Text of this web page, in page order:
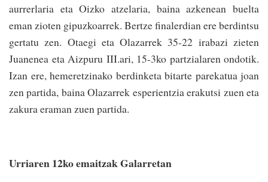
aurrerlaria eta Oizko atzelaria, baina azkenean buelta
eman zioten gipuzkoarrek. Bertze finalerdian ere berdintsu
gertatu zen. Otaegi eta Olazarrek 35-22 irabazi zieten
Juanenea eta Aizpuru III.ari, 15-3ko partzialaren ondotik.
Izan ere, hemeretzinako berdinketa bitarte parekatua joan
zen partida, baina Olazarrek esperientzia erakutsi zuen eta
zakura eraman zuen partida.
Urriaren 12ko emaitzak Galarretan